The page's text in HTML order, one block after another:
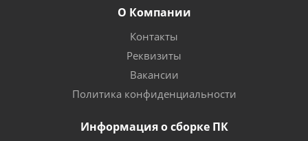
О Компании
Контакты
Реквизиты
Вакансии
Политика конфиденциальности
Информация о сборке ПК